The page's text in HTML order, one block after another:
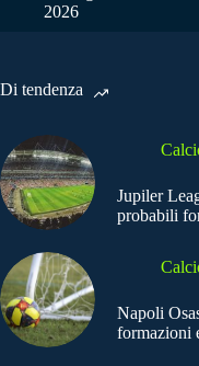
2026
Di tendenza
Jupiler
probabili
Napoli
formazioni